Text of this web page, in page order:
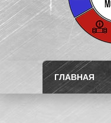
ГЛАВНАЯ